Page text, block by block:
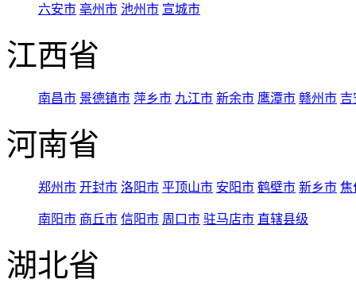
六安市 亳州市 池州市 宣城市
江西省
南昌市 景德镇市 萍乡市 九江市 新余市 鹰潭市 赣州市 吉
河南省
郑州市 开封市 洛阳市 平顶山市 安阳市 鹤壁市 新乡市 焦
南阳市 商丘市 信阳市 周口市 驻马店市 直辖县级
湖北省